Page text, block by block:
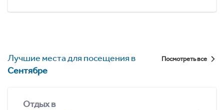
Лучшие места для посещения в
Сентябре
Посмотреть все
Отдых в